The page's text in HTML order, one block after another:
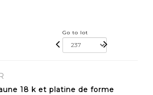
Go to lot
18 k et platine de forme